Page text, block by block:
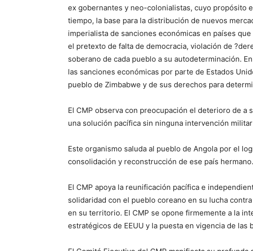
ex gobernantes y neo-colonialistas, cuyo propósito
tiempo, la base para la distribución de nuevos
imperialista de sanciones económicas en países
el pretexto de falta de democracia, violación de
soberano de cada pueblo a su autodeterminación.
las sanciones económicas por parte de Estados
pueblo de Zimbabwe y de sus derechos para
El CMP observa con preocupación el deterioro de a
una solución pacífica sin ninguna intervención
Este organismo saluda al pueblo de Angola por el
consolidación y reconstrucción de ese país hermano.
El CMP apoya la reunificación pacífica e
solidaridad con el pueblo coreano en su lucha
en su territorio. El CMP se opone firmemente a la
estratégicos de EEUU y la puesta en vigencia de las